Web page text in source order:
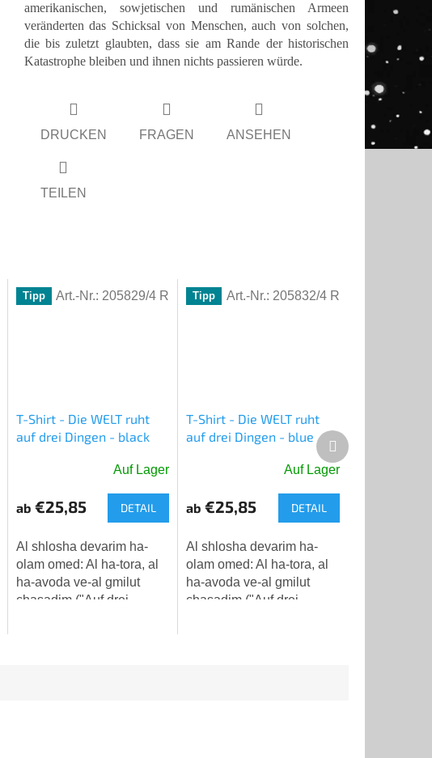
amerikanischen, sowjetischen und rumänischen Armeen
veränderten das Schicksal von Menschen, auch von solchen,
die bis zuletzt glaubten, dass sie am Rande der historischen
Katastrophe bleiben und ihnen nichts passieren würde.
DRUCKEN FRAGEN ANSEHEN
TEILEN
Tipp
T-Shirt - Die WELT ruht
auf drei Dingen - black
durchschnittliche
Produktbewertung
5,0
von
5
Sternen.
Auf Lager
ab €25,85 DETAIL
Al shlosha devarim ha-
olam omed: Al ha-tora, al
ha-avoda ve-al gmilut
chasadim ("Auf drei
Art.-Nr.: 205829/4 R Tipp
T-Shirt - Die WELT ruht
auf drei Dingen - blue
durchschnittliche
Produktbewertung
5,0
von
5
Sternen.
Auf Lager
ab €25,85 DETAIL
Al shlosha devarim ha-
olam omed: Al ha-tora, al
ha-avoda ve-al gmilut
chasadim ("Auf drei
Art.-Nr.: 205832/4 R
Nächstes
Produkt